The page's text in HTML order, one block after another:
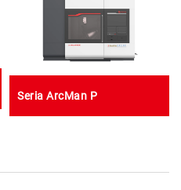
Seria ArcMan P